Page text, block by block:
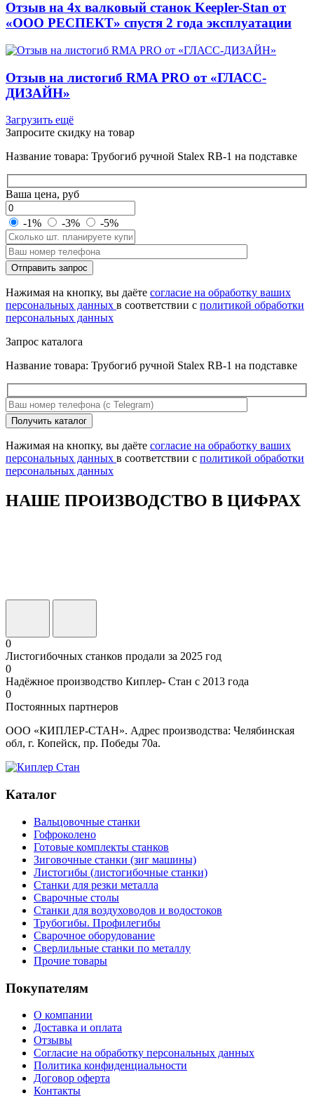
Отзыв на 4х валковый станок Keepler-Stan от
«ООО РЕСПЕКТ» спустя 2 года эксплуатации
Отзыв на листогиб RMA PRO от «ГЛАСС-
ДИЗАЙН»
Загрузить ещё
Запросите скидку на товар
Название товара: Трубогиб ручной Stalex RB-1 на подставке
Ваша цена, руб
-1% -3% -5%
Оставьте
это
поле
пустым.
Отправить запрос
Нажимая на кнопку, вы даёте согласие на обработку ваших
персональных данных в соответствии с политикой обработки
персональных данных
Запрос каталога
Название товара: Трубогиб ручной Stalex RB-1 на подставке
Оставьте
это
поле
пустым.
Получить каталог
Нажимая на кнопку, вы даёте согласие на обработку ваших
персональных данных в соответствии с политикой обработки
персональных данных
НАШЕ ПРОИЗВОДСТВО В ЦИФРАХ
0
Листогибочных станков продали за 2025 год
0
Надёжное производство Киплер- Стан с 2013 года
0
Постоянных партнеров
ООО «КИПЛЕР-СТАН». Адрес производства: Челябинская
обл, г. Копейск, пр. Победы 70а.
Каталог
Вальцовочные станки
Гофроколено
Готовые комплекты станков
Зиговочные станки (зиг машины)
Листогибы (листогибочные станки)
Станки для резки металла
Сварочные столы
Станки для воздуховодов и водостоков
Трубогибы. Профилегибы
Сварочное оборудование
Сверлильные станки по металлу
Прочие товары
Покупателям
О компании
Доставка и оплата
Отзывы
Согласие на обработку персональных данных
Политика конфиденциальности
Договор оферта
Контакты